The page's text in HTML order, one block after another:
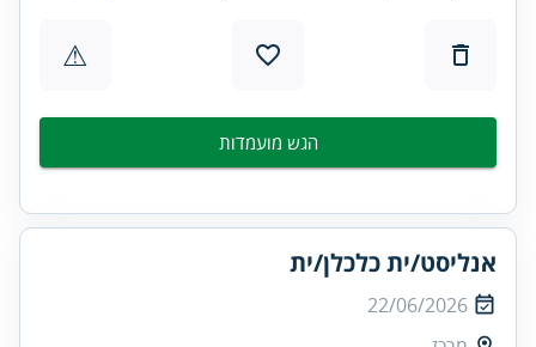
⚠
הגש מועמדות
אנליסט/ית כלכלן/ית
22/06/2026